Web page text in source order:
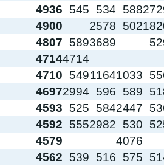
4936 545 534 588
4900 2578 502
4807 5893689
47144714
4710 54911641033
46972994 596 589
4593 525 5842447
4592 5552982 530
4579
4076
4562 539 516 575